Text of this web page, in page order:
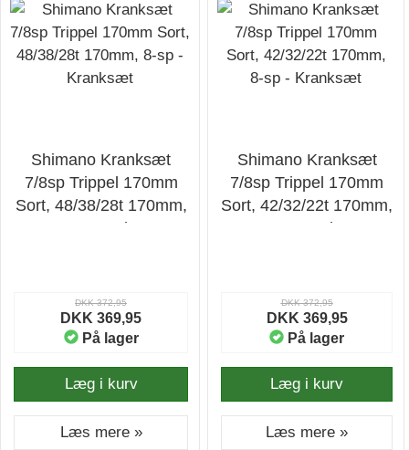
Shimano Kranksæt
7/8sp Trippel 170mm
Sort, 48/38/28t 170mm,
8-sp - Kranksæt
DKK 372,95
DKK 369,95
På lager
Læg i kurv
Læs mere »
Shimano Kranksæt
7/8sp Trippel 170mm
Sort, 42/32/22t 170mm,
8-sp - Kranksæt
DKK 372,95
DKK 369,95
På lager
Læg i kurv
Læs mere »